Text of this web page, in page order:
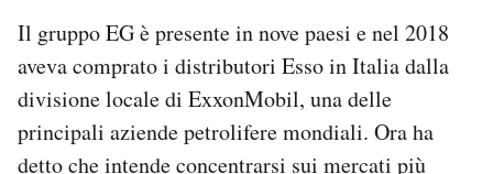
Il gruppo EG è presente in nove paesi e nel 2018
aveva comprato i distributori Esso in Italia dalla
divisione locale di ExxonMobil, una delle
principali aziende petrolifere mondiali. Ora ha
detto che intende concentrarsi sui mercati più